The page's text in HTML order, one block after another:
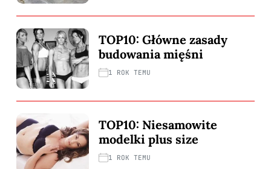
TOP10: Główne zasady
budowania mięśni
1 ROK TEMU
TOP10: Niesamowite
modelki plus size
1 ROK TEMU